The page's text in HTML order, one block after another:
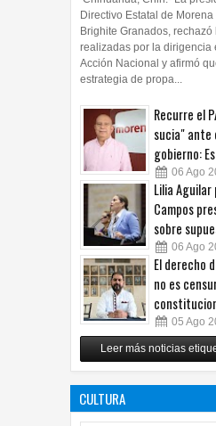
Directivo Estatal de
Brighite Granados,
realizadas por la dirigencia
Acción Nacional y afirmó
estrategia de propa...
Recurre el
sucia" ante
gobierno:
06 Ago
Lilia Aguilar
Campos
sobre
06 Ago
El derecho
no es
05 Ago
Relanza
de
Leer más noticias
CULTURA